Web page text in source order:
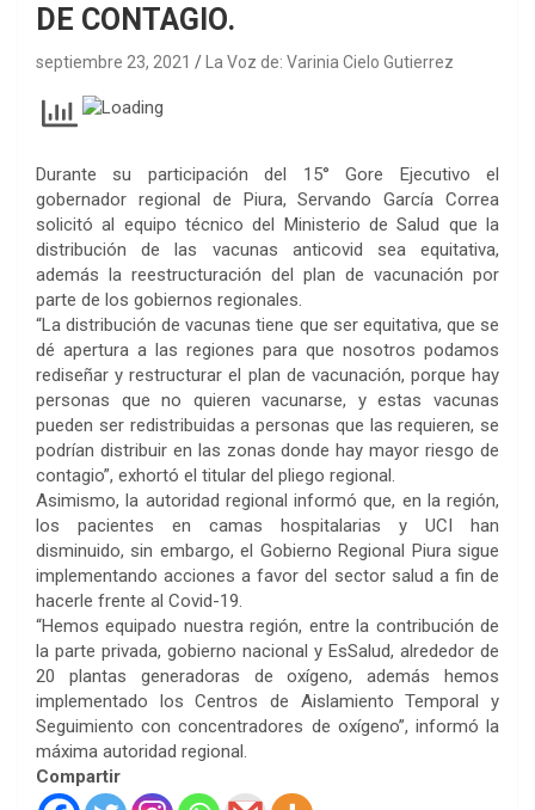
DE CONTAGIO.
septiembre 23, 2021 La Voz de: Varinia Cielo Gutierrez
Durante su participación del 15° Gore Ejecutivo el
gobernador regional de Piura, Servando García Correa
solicitó al equipo técnico del Ministerio de Salud que la
distribución de las vacunas anticovid sea equitativa,
además la reestructuración del plan de vacunación por
parte de los gobiernos regionales.
“La distribución de vacunas tiene que ser equitativa, que se
dé apertura a las regiones para que nosotros podamos
rediseñar y restructurar el plan de vacunación, porque hay
personas que no quieren vacunarse, y estas vacunas
pueden ser redistribuidas a personas que las requieren, se
podrían distribuir en las zonas donde hay mayor riesgo de
contagio”, exhortó el titular del pliego regional.
Asimismo, la autoridad regional informó que, en la región,
los pacientes en camas hospitalarias y UCI han
disminuido, sin embargo, el Gobierno Regional Piura sigue
implementando acciones a favor del sector salud a fin de
hacerle frente al Covid-19.
“Hemos equipado nuestra región, entre la contribución de
la parte privada, gobierno nacional y EsSalud, alrededor de
20 plantas generadoras de oxígeno, además hemos
implementado los Centros de Aislamiento Temporal y
Seguimiento con concentradores de oxígeno”, informó la
máxima autoridad regional.
Compartir